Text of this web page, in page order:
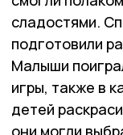
сладостями.
подготовили
Малыши
игры, также в
детей